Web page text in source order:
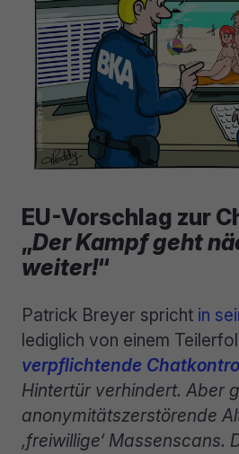
EU-Vorschlag zur
„Der Kampf geht
weiter!“
Patrick Breyer spricht in
lediglich von einem
verpflichtende
Hintertür verhindert. Aber
anonymitätszerstörende
‚freiwillige‘ Massenscans.